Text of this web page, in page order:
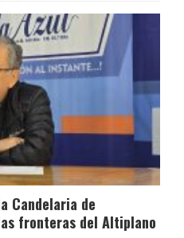
Candelaria de
fronteras del Altiplano